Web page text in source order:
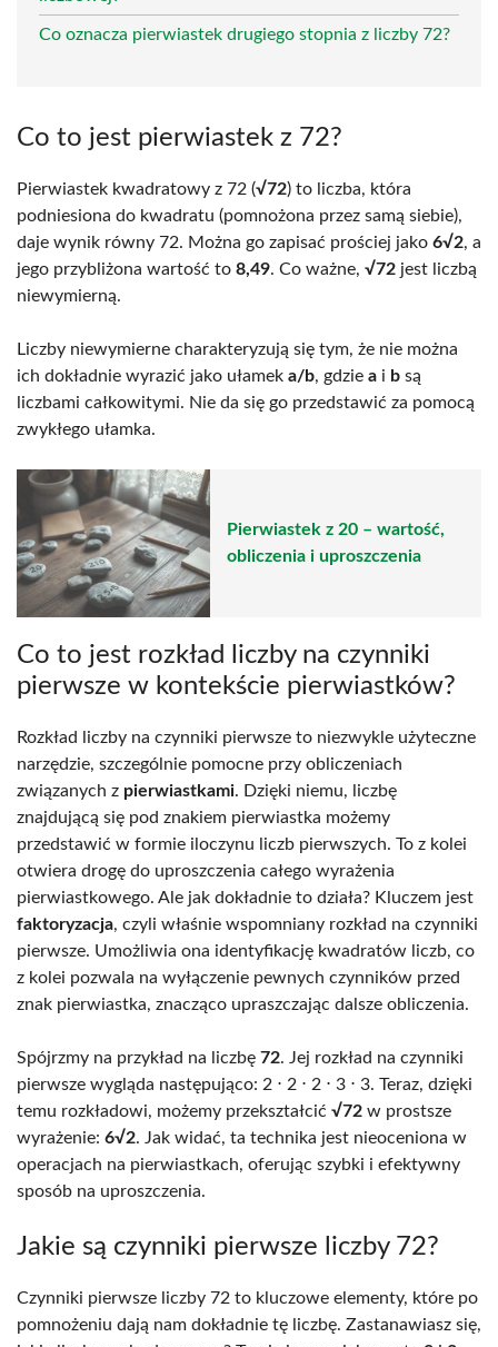
Co oznacza pierwiastek drugiego stopnia z liczby 72?
Co to jest pierwiastek z 72?
Pierwiastek kwadratowy z 72 (√72) to liczba, która
podniesiona do kwadratu (pomnożona przez samą siebie),
daje wynik równy 72. Można go zapisać prościej jako 6√2, a
jego przybliżona wartość to 8,49. Co ważne, √72 jest liczbą
niewymierną.
Liczby niewymierne charakteryzują się tym, że nie można
ich dokładnie wyrazić jako ułamek a/b, gdzie a i b są
liczbami całkowitymi. Nie da się go przedstawić za pomocą
zwykłego ułamka.
Pierwiastek z 20 – wartość,
obliczenia i uproszczenia
Co to jest rozkład liczby na czynniki
pierwsze w kontekście pierwiastków?
Rozkład liczby na czynniki pierwsze to niezwykle użyteczne
narzędzie, szczególnie pomocne przy obliczeniach
związanych z pierwiastkami. Dzięki niemu, liczbę
znajdującą się pod znakiem pierwiastka możemy
przedstawić w formie iloczynu liczb pierwszych. To z kolei
otwiera drogę do uproszczenia całego wyrażenia
pierwiastkowego. Ale jak dokładnie to działa? Kluczem jest
faktoryzacja, czyli właśnie wspomniany rozkład na czynniki
pierwsze. Umożliwia ona identyfikację kwadratów liczb, co
z kolei pozwala na wyłączenie pewnych czynników przed
znak pierwiastka, znacząco upraszczając dalsze obliczenia.
Spójrzmy na przykład na liczbę 72. Jej rozkład na czynniki
pierwsze wygląda następująco: 2 ⋅ 2 ⋅ 2 ⋅ 3 ⋅ 3. Teraz, dzięki
temu rozkładowi, możemy przekształcić √72 w prostsze
wyrażenie: 6√2. Jak widać, ta technika jest nieoceniona w
operacjach na pierwiastkach, oferując szybki i efektywny
sposób na uproszczenia.
Jakie są czynniki pierwsze liczby 72?
Czynniki pierwsze liczby 72 to kluczowe elementy, które po
pomnożeniu dają nam dokładnie tę liczbę. Zastanawiasz się,